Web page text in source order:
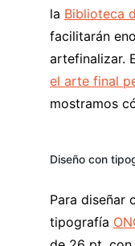
la Biblioteca
facilitarán
artefinalizar.
el arte final
mostramos
Diseño con
Para diseñar
tipografía